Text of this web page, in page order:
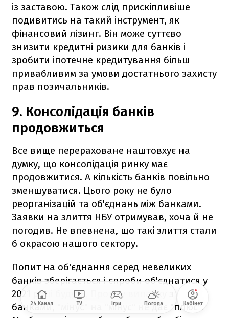
із заставою. Також слід прискіпливіше
подивитись на такий інструмент, як
фінансовий лізинг. Він може суттєво
знизити кредитні ризики для банків і
зробити іпотечне кредитування більш
привабливим за умови достатнього захисту
прав позичальників.
9. Консолідація банків
продовжиться
Все вище перераховане наштовхує на
думку, що консолідація ринку має
продовжитися. А кількість банків повільно
зменшуватися. Цього року не було
реорганізацій та об'єднань між банками.
Заявки на злиття НБУ отримував, хоча й не
погодив. Не впевнена, що такі злиття стали
б окрасою нашого сектору.
Попит на об'єднання серед невеликих
банків зберігається і спроби об'єднатися у
2021 році будуть. Проте у випадку з
банками, "мінус" на "мінус" не дає "плюс".
24 Канал TV Ігри Погода Кабінет